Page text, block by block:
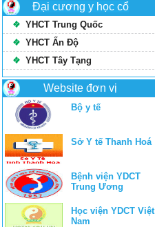
Đại cương y học cổ
YHCT Trung Quốc
YHCT Ấn Độ
YHCT Tây Tạng
Website đơn vị
Bộ y tế
Sở Y tế Thanh Hoá
Bệnh viện YDCT
Trung Ương
Học viện YDCT Việt
Nam